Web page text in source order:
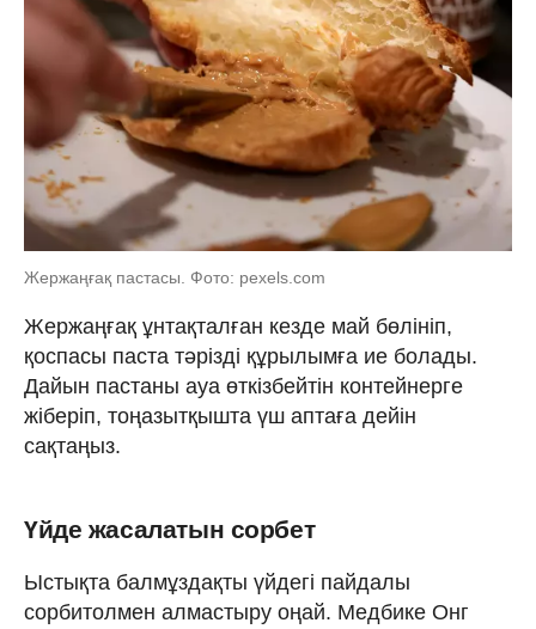
Жержаңғақ пастасы. Фото: pexels.com
Жержаңғақ ұнтақталған кезде май бөлініп,
қоспасы паста тәрізді құрылымға ие болады.
Дайын пастаны ауа өткізбейтін контейнерге
жіберіп, тоңазытқышта үш аптаға дейін
сақтаңыз.
Үйде жасалатын сорбет
Ыстықта балмұздақты үйдегі пайдалы
сорбитолмен алмастыру оңай. Медбике Онг